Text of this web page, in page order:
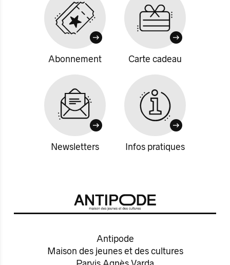
Abonnement Carte cadeau
Newsletters Infos pratiques
Antipode
Maison des jeunes et des cultures